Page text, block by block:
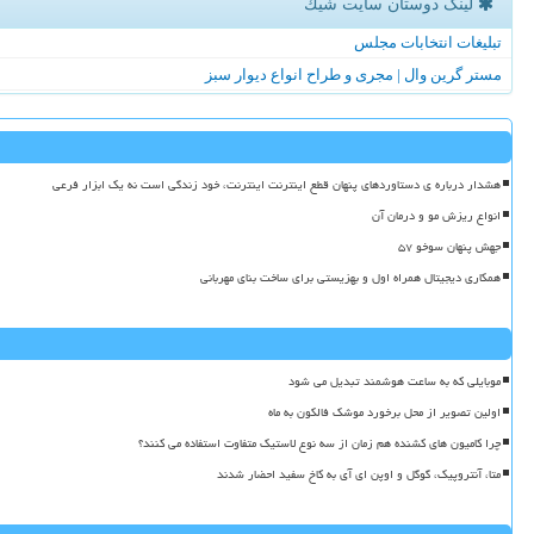
لینک دوستان سایت شیك
تبلیغات انتخابات مجلس
مستر گرین وال | مجری و طراح انواع دیوار سبز
هشدار درباره ی دستاوردهای پنهان قطع اینترنت اینترنت، خود زندگی است نه یک ابزار فرعی
انواع ریزش مو و درمان آن
جهش پنهان سوخو ۵۷
همکاری دیجیتال همراه اول و بهزیستی برای ساخت بنای مهربانی
موبایلی که به ساعت هوشمند تبدیل می شود
اولین تصویر از محل برخورد موشک فالکون به ماه
چرا کامیون های کشنده هم زمان از سه نوع لاستیک متفاوت استفاده می کنند؟
متا، آنتروپیک، گوگل و اوپن ای آی به کاخ سفید احضار شدند